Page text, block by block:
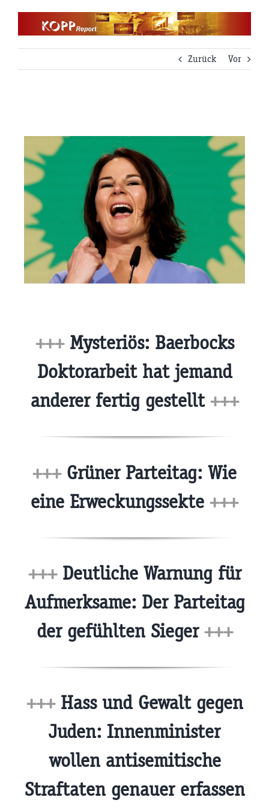
Zurück
Vor
+++Mysteriös: Baerbocks
Doktorarbeit hat jemand
anderer fertig gestellt +++
+++Grüner Parteitag: Wie
eine Erweckungssekte +++
+++Deutliche Warnung für
Aufmerksame: Der Parteitag
der gefühlten Sieger+++
+++Hass und Gewalt gegen
Juden: Innenminister
wollen antisemitische
Straftaten genauer erfassen